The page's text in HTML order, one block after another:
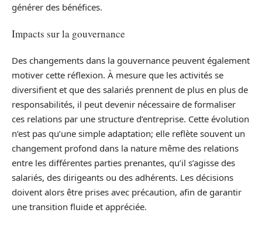
générer des bénéfices.
Impacts sur la gouvernance
Des changements dans la gouvernance peuvent également
motiver cette réflexion. À mesure que les activités se
diversifient et que des salariés prennent de plus en plus de
responsabilités, il peut devenir nécessaire de formaliser
ces relations par une structure d’entreprise. Cette évolution
n’est pas qu’une simple adaptation; elle reflète souvent un
changement profond dans la nature même des relations
entre les différentes parties prenantes, qu’il s’agisse des
salariés, des dirigeants ou des adhérents. Les décisions
doivent alors être prises avec précaution, afin de garantir
une transition fluide et appréciée.